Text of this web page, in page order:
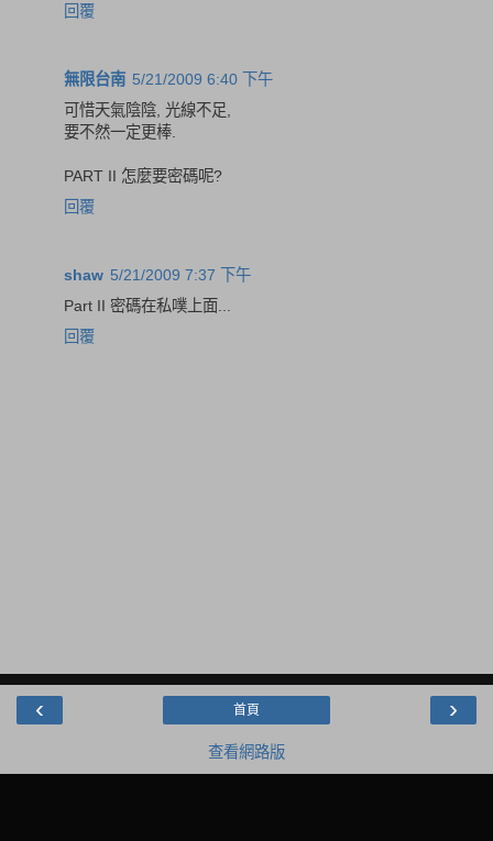
回覆
無限台南 5/21/2009 6:40 下午
可惜天氣陰陰, 光線不足,
要不然一定更棒.
PART II 怎麼要密碼呢?
回覆
shaw 5/21/2009 7:37 下午
Part II 密碼在私噗上面...
回覆
‹ ›
首頁
查看網路版